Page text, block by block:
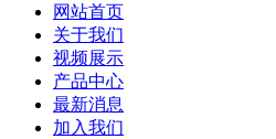
网站首页
关于我们
视频展示
产品中心
最新消息
加入我们